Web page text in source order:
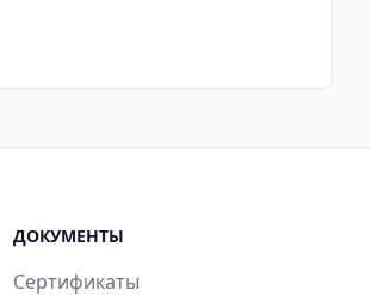
ДОКУМЕНТЫ
Сертификаты